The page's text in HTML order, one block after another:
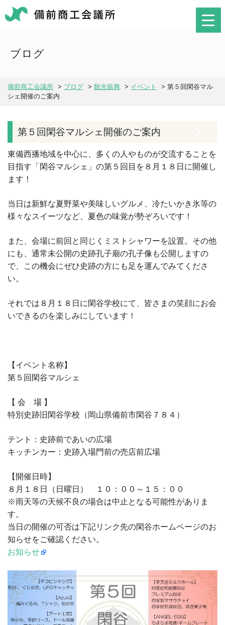
ブログ
備前商工会議所 > ブログ > 観光振興 > イベント > 第５回閑谷マル
シェ開催のご案内
第５回閑谷マルシェ開催のご案内
東備西播地域を中心に、多くの人やものが交流することを
目指す「閑谷マルシェ」の第５回目を８月１８日に開催し
ます！
当日は新鮮な夏野菜や美味しいグルメ、冷たいかき氷等の
様々なスイーツなど、夏色の味覚が勢ぞろいです！
また、会場に前回と同じくミストシャワーを設置。その他
にも、通常未公開の史跡孔子廟の孔子像も公開しますの
で、この機会にぜひ史跡の方にも足を運んでみてくださ
い。
それでは８月１８日に閑谷学校にて、皆さまの笑顔にお会
いできるのを楽しみにしています！
【イベント名称】
第５回閑谷マルシェ
【 会 場 】
特別史跡旧閑谷学校（岡山県備前市閑谷７８４）
テント：史跡前であいの広場
キッチンカー：史跡入場門前の売店前広場
【開催日時】
８月１８日（日曜日） １０：００～１５：００
※雨天等の天候不良の場合は中止となる可能性がありま
す。
当日の開催の可否は下記リンク先の閑谷ホームページのお
知らせをご確認ください。
お知らせ